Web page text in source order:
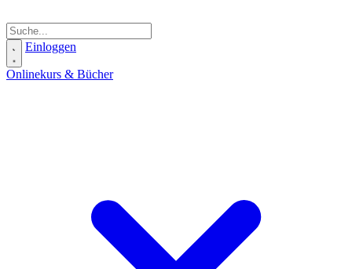
Einloggen
Onlinekurs & Bücher